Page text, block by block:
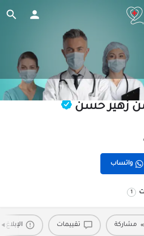
زهير حسن
واتساب
1
مشاركة تقييمات